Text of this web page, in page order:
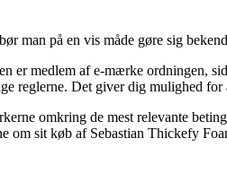
man på en vis måde gøre sig
er medlem af e-mærke ordningen,
reglerne. Det giver dig mulighed
omkring de mest relevante
om sit køb af Sebastian Thickefy